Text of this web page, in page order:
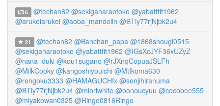
6 @techan82 @sekigaharaotoko @yabattfit1962
@arukeiarukei @aoba_mandolin @BTiy77rjNjbk2u4
21 @techan82 @Banchan_papa @1868shougi0515
@sekigaharaotoko @yabattfit1962 @IGsXcJYF36xUZyZ
@nana_duki @kou1sugano @rJXnqCopuaJSLFh
@MilkCooky @kangoshiyouichi @MtIkoma630
@rengoku3333 @HAMAGUCHIx @senjihiranuma
@BTiy77rjNjbk2u4 @mioriwhite @oonoucyuu @cocobee555
@miyakowan0325 @Ringo0816Ringo